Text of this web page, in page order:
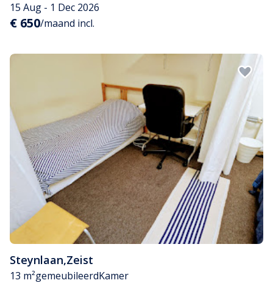
15 Aug - 1 Dec 2026
€ 650/maand incl.
Steynlaan,Zeist
13 m²gemeubileerdKamer